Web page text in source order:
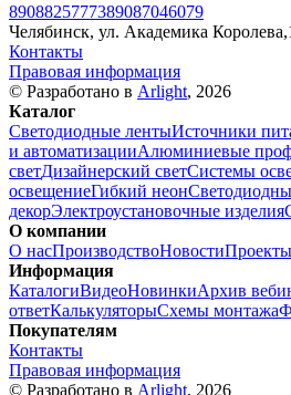
8908825777389087046079
Челябинск, ул. Академика
Контакты
Правовая информация
© Разработано в Arlight, 2026
Каталог
Светодиодные лентыИсточники
и автоматизацииАлюминиевые
светДизайнерский светСистемы
освещениеГибкий неон
декорЭлектроустановочные изделия
О компании
О насПроизводствоНовостиПроекты
Информация
КаталогиВидеоНовинкиАрхив
ответКалькуляторыСхемы монтажа
Покупателям
Контакты
Правовая информация
© Разработано в Arlight, 2026